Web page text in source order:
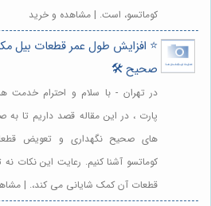
کوماتسو، است. | مشاهده و خرید
⭐️ افزایش طول عمر قطعات بیل
صحیح 🛠️
در تهران - با سلام و احترام خدمت
پارت ، در این مقاله قصد داریم تا به
های صحیح نگهداری و تعویض
کوماتسو آشنا کنیم. رعایت این نکات
قطعات آن کمک شایانی می کند،. |